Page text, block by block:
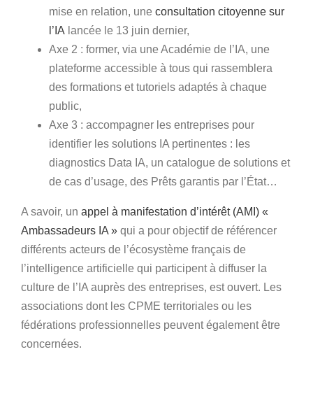
mise en relation, une consultation citoyenne sur
l’IA lancée le 13 juin dernier,
Axe 2 : former, via une Académie de l’IA, une
plateforme accessible à tous qui rassemblera
des formations et tutoriels adaptés à chaque
public,
Axe 3 : accompagner les entreprises pour
identifier les solutions IA pertinentes : les
diagnostics Data IA, un catalogue de solutions et
de cas d’usage, des Prêts garantis par l’État…
A savoir, un appel à manifestation d’intérêt (AMI) «
Ambassadeurs IA »qui a pour objectif de référencer
différents acteurs de l’écosystème français de
l’intelligence artificielle qui participent à diffuser la
culture de l’IA auprès des entreprises, est ouvert. Les
associations dont les CPME territoriales ou les
fédérations professionnelles peuvent également être
concernées.